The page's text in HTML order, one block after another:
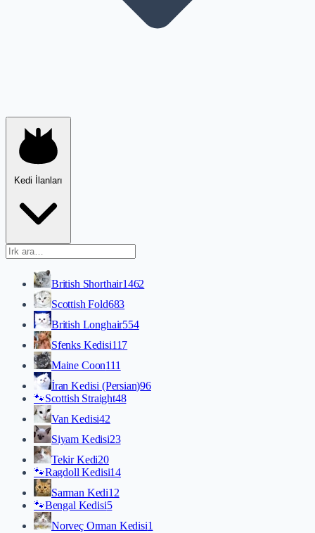
Kedi İlanları
British Shorthair1462
Scottish Fold683
British Longhair554
Sfenks Kedisi117
Maine Coon111
İran Kedisi (Persian)96
🐾Scottish Straight48
Van Kedisi42
Siyam Kedisi23
Tekir Kedi20
🐾Ragdoll Kedisi14
Sarman Kedi12
🐾Bengal Kedisi5
Norveç Orman Kedisi1